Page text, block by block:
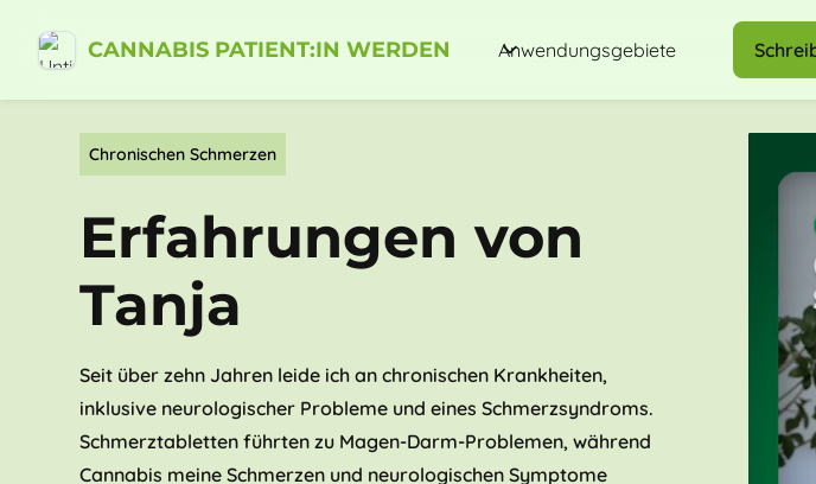
CANNABIS PATIENT:IN WERDEN Anwendungsgebiete
Chronischen Schmerzen
Erfahrungen von
Tanja
Seit über zehn Jahren leide ich an chronischen Krankheiten,
inklusive neurologischer Probleme und eines Schmerzsyndroms.
Schmerztabletten führten zu Magen-Darm-Problemen, während
Cannabis meine Schmerzen und neurologischen Symptome